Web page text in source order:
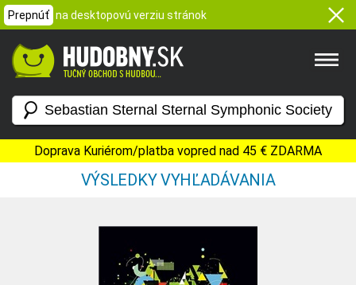
Prepnúť na desktopovú verziu stránok
Doprava Kuriérom/platba vopred nad 45 € ZDARMA
VÝSLEDKY VYHĽADÁVANIA